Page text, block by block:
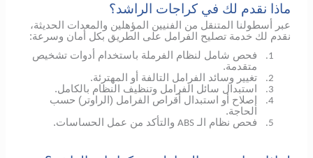
ماذا نقدم لك في كراجات الراشد؟
عبر أسطولنا المتنقل من الفنيين المؤهلين والمعدات الحديثة،
نقدم لك خدمة تصليح الفرامل على الطريق بكل أمان وسرعة:
1.
فحص شامل لنظام الفرملة باستخدام أدوات تشخيص
متقدمة.
2. تغيير وسائد الفرامل التالفة أو المهترئة.
3. استبدال سائل الفرامل وتنظيف النظام بالكامل.
4.
إصلاح أو استبدال أقراص الفرامل (الراوتر) حسب
الحاجة.
5. فحص نظام الـABS والتأكد من عمل الحساسات.